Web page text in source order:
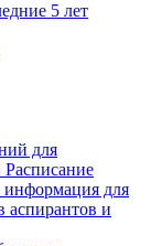
5 лет
для
Расписание
информация для
и